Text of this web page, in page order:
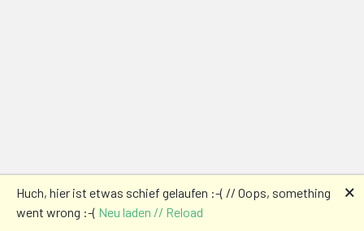
Huch, hier ist etwas schief gelaufen :-( // Oops, something
went wrong :-( Neu laden // Reload
🗙